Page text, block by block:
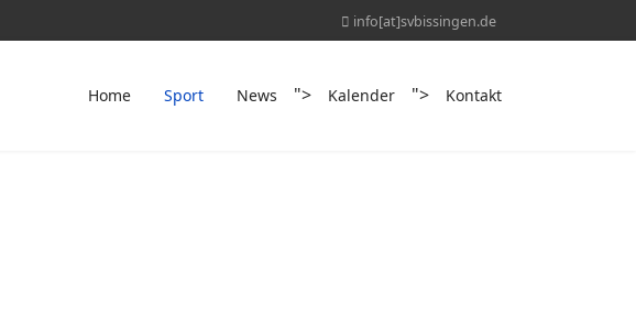
info[at]svbissingen.de
Home Sport News "> Kalender "> Kontakt